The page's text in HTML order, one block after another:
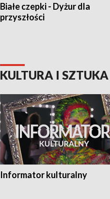
Białe czepki - Dyżur dla
przyszłości
KULTURA I SZTUKA
Informator kulturalny